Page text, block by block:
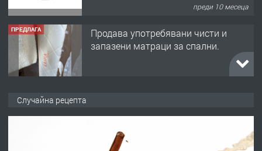
ПРЕДЛАГА
Продава употребявани чисти и
запазени матраци за спални.
преди 1 година
преди 1 година
Случайна рецепта